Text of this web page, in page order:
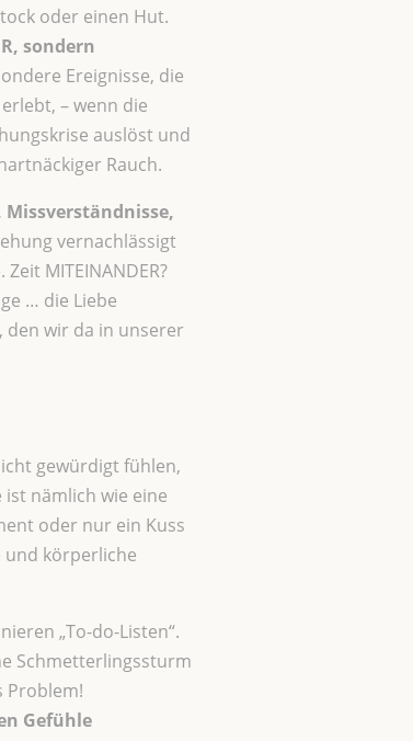
oder einen Hut.
sondern
Ereignisse, die
– wenn die
auslöst und
Rauch.
Missverständnisse,
vernachlässigt
MITEINANDER?
… die Liebe
den wir da in unserer
gewürdigt fühlen,
ist nämlich wie eine
oder nur ein Kuss
und körperliche
„To-do-Listen“.
Schmetterlingssturm
Problem!
Gefühle